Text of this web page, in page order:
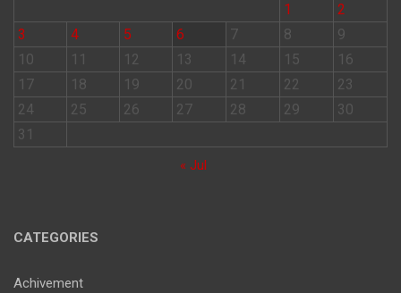
1
2
3
4 5 6 7 8
9
10
11 12 13 14 15
16
17
18 19 20 21 22
23
24
25 26 27 28 29
30
31
« Jul
CATEGORIES
Achivement